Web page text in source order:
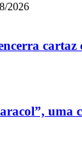
2026
cartaz
uma